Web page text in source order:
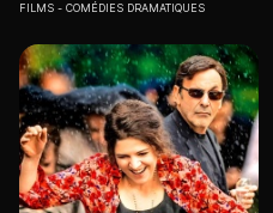
FILMS COMÉDIES DRAMATIQUES